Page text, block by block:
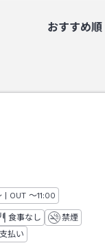
おすすめ順
イン
| OUT チェックアウト
～11:00
食事なし
禁煙
払い